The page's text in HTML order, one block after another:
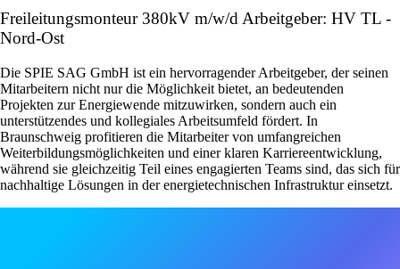
Freileitungsmonteur 380kV m/w/d Arbeitgeber: HV TL -
Nord-Ost
Die SPIE SAG GmbH ist ein hervorragender Arbeitgeber, der seinen
Mitarbeitern nicht nur die Möglichkeit bietet, an bedeutenden
Projekten zur Energiewende mitzuwirken, sondern auch ein
unterstützendes und kollegiales Arbeitsumfeld fördert. In
Braunschweig profitieren die Mitarbeiter von umfangreichen
Weiterbildungsmöglichkeiten und einer klaren Karriereentwicklung,
während sie gleichzeitig Teil eines engagierten Teams sind, das sich für
nachhaltige Lösungen in der energietechnischen Infrastruktur einsetzt.